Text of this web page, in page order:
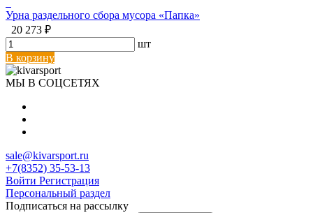
Урна раздельного сбора мусора «Папка»
20 273 ₽
шт
В корзину
МЫ В СОЦСЕТЯХ
sale@kivarsport.ru
+7(8352) 35-53-13
Войти Регистрация
Персональный раздел
Подписаться на рассылку